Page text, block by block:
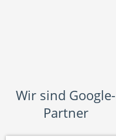
Wir sind Google-
Partner